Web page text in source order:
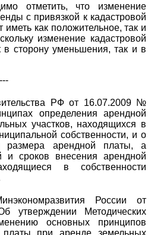
отметить, что изменение
с привязкой к кадастровой
иметь как положительное, так и
изменение кадастровой
в сторону уменьшения, так и в
РФ от 16.07.2009 №
определения арендной
участков, находящихся в
собственности, и о
размера арендной платы, а
и сроков внесения арендной
в собственности
России от
Методических
основных принципов
платы при аренде земельных